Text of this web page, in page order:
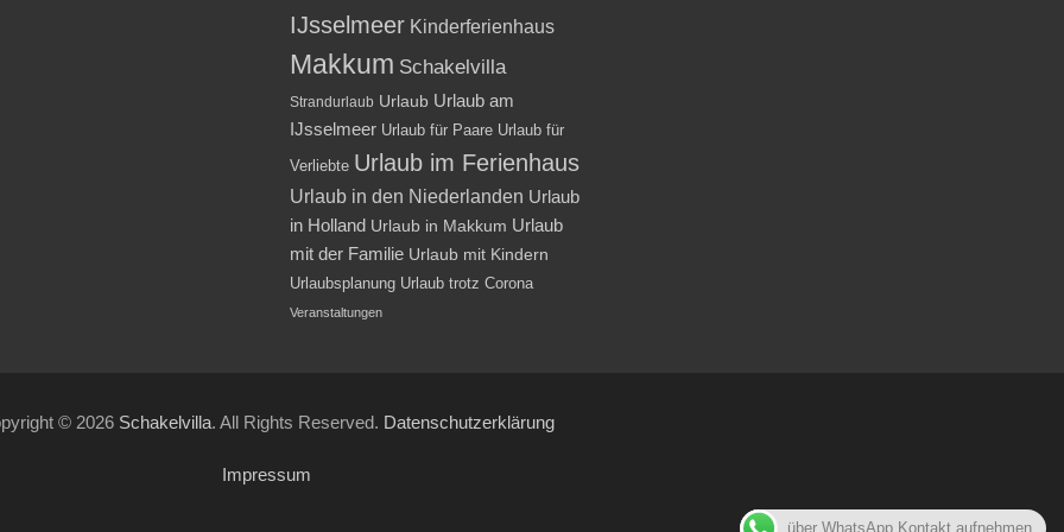
IJsselmeer Kinderferienhaus
Makkum Schakelvilla
Strandurlaub Urlaub Urlaub am
IJsselmeer Urlaub für Paare Urlaub für
Verliebte Urlaub im Ferienhaus
Urlaub in den Niederlanden Urlaub
in Holland Urlaub in Makkum Urlaub
mit der Familie Urlaub mit Kindern
Urlaubsplanung Urlaub trotz Corona
Veranstaltungen
© 2026 Schakelvilla. All Rights Reserved. Datenschutzerklärung
Impressum
über WhatsApp Kontakt aufnehmen